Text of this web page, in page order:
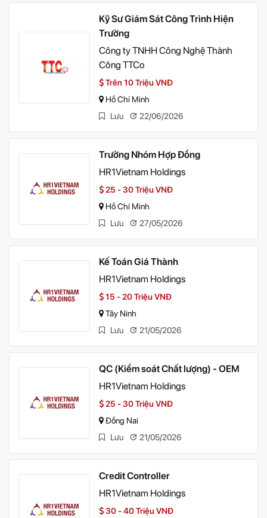
Kỹ Sư Giám Sát Công Trình Hiện
Trường
Công ty TNHH Công Nghệ Thành
Công TTCo
Trên 10 Triệu VNĐ
Hồ Chí Minh
Lưu
22/06/2026
Trưởng Nhóm Hợp Đồng
HR1Vietnam Holdings
25 - 30 Triệu VNĐ
Hồ Chí Minh
Lưu
27/05/2026
Kế Toán Giá Thành
HR1Vietnam Holdings
15 - 20 Triệu VNĐ
Tây Ninh
Lưu
21/05/2026
QC (Kiểm soát Chất lượng) - OEM
HR1Vietnam Holdings
25 - 30 Triệu VNĐ
Đồng Nai
Lưu
21/05/2026
Credit Controller
HR1Vietnam Holdings
30 - 40 Triệu VNĐ